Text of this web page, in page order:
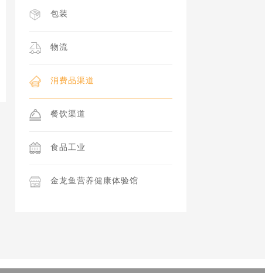
包装
物流
消费品渠道
餐饮渠道
食品工业
金龙鱼营养健康体验馆